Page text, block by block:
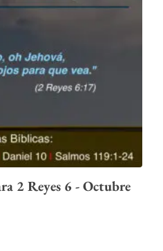
2 Reyes 6 - Octubre